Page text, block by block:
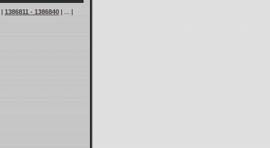
| 1386811 - 1386840 | ... |